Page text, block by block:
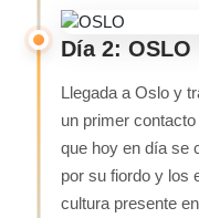
Día 2: OSLO
Llegada a Oslo y
un primer
que hoy en día se
por su fiordo y los
cultura presente